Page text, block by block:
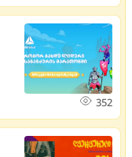
352